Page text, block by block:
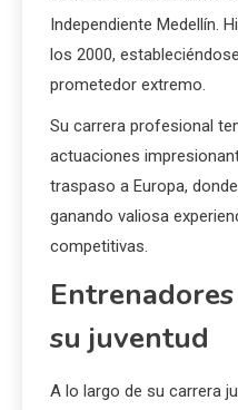
Independiente Medellín.
los 2000,
prometedor extremo.
Su carrera profesional
actuaciones
traspaso a Europa,
ganando valiosa
competitivas.
su juventud
A lo largo de su carrera